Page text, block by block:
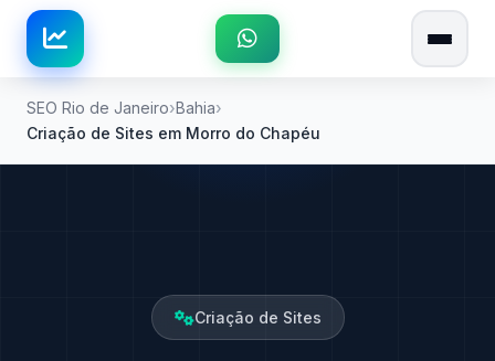
SEO Rio de Janeiro Bahia
Criação de Sites em Morro do Chapéu
Criação de Sites